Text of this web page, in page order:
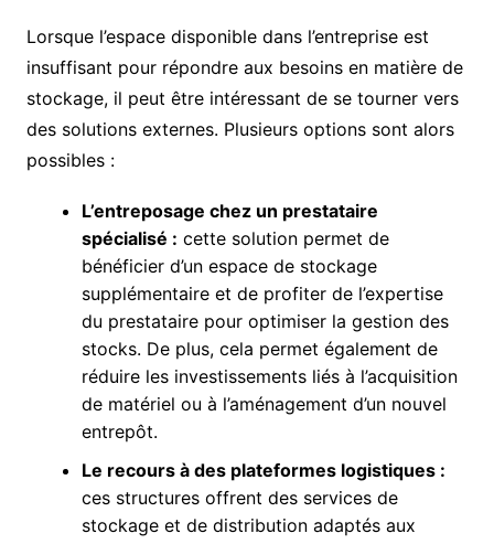
Lorsque l’espace disponible dans l’entreprise est
insuffisant pour répondre aux besoins en matière de
stockage, il peut être intéressant de se tourner vers
des solutions externes. Plusieurs options sont alors
possibles :
L’entreposage chez un prestataire
spécialisé : cette solution permet de
bénéficier d’un espace de stockage
supplémentaire et de profiter de l’expertise
du prestataire pour optimiser la gestion des
stocks. De plus, cela permet également de
réduire les investissements liés à l’acquisition
de matériel ou à l’aménagement d’un nouvel
entrepôt.
Le recours à des plateformes logistiques :
ces structures offrent des services de
stockage et de distribution adaptés aux